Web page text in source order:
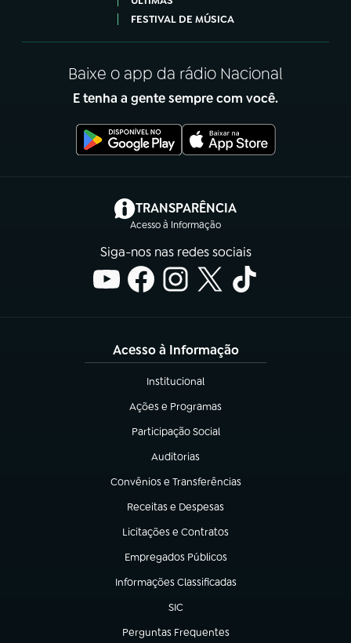
FESTIVAL DE MÚSICA
Baixe o app da rádio Nacional
E tenha a gente sempre com você.
TRANSPARÊNCIA
Acesso à Informação
(abre em nova aba)
Siga-nos nas redes sociais
Acesso à Informação
Institucional
(abre em nova aba)
Ações e Programas
(abre em nova aba)
Participação Social
(abre em nova aba)
Auditorias
(abre em nova aba)
Convênios e Transferências
(abre em nova aba)
Receitas e Despesas
(abre em nova aba)
Licitações e Contratos
(abre em nova aba)
Empregados Públicos
(abre em nova aba)
Informações Classificadas
(abre em nova aba)
SIC
(abre em nova aba)
Perguntas Frequentes
(abre em nova aba)